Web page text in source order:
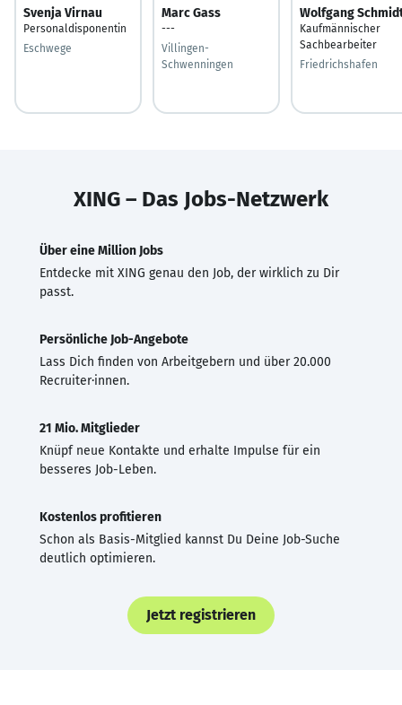
Svenja Virnau
Personaldisponentin
Eschwege
Marc Gass
---
Villingen-
Schwenningen
Wolfgang
Kaufmännischer
Sachbearbeiter
Friedrichshafen
XING – Das Jobs-Netzwerk
Über eine Million Jobs
Entdecke mit XING genau den Job, der wirklich zu Dir
passt.
Persönliche Job-Angebote
Lass Dich finden von Arbeitgebern und über 20.000
Recruiter·innen.
21 Mio. Mitglieder
Knüpf neue Kontakte und erhalte Impulse für ein
besseres Job-Leben.
Kostenlos profitieren
Schon als Basis-Mitglied kannst Du Deine Job-Suche
deutlich optimieren.
Jetzt registrieren